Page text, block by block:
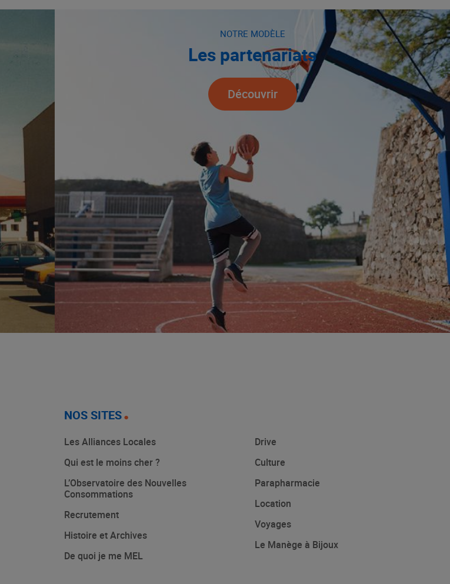
NOTRE MODÈLE
Les partenariats
Découvrir
NOS SITES
Les Alliances Locales
Qui est le moins cher ?
L’Observatoire des Nouvelles
Consommations
Recrutement
Histoire et Archives
De quoi je me MEL
Drive
Culture
Parapharmacie
Location
Voyages
Le Manège à Bijoux